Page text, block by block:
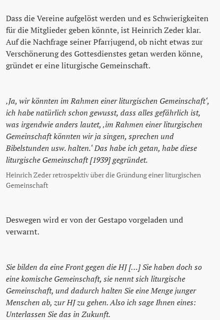
Dass die Vereine aufgelöst werden und es Schwierigkeiten
für die Mitglieder geben könnte, ist Heinrich Zeder klar.
Auf die Nachfrage seiner Pfarrjugend, ob nicht etwas zur
Verschönerung des Gottesdienstes getan werden könne,
gründet er eine liturgische Gemeinschaft.
‚Ja, wir könnten im Rahmen einer liturgischen Gemeinschaft‘,
ich habe natürlich schon gewusst, dass alles gefährlich ist,
was irgendwie anders lautet, ‚im Rahmen einer liturgischen
Gemeinschaft könnten wir ja singen, sprechen und
Bibelstunden usw. halten.‘ Das habe ich getan, habe diese
liturgische Gemeinschaft [1939] gegründet.
Heinrich Zeder retrospektiv über die Gründung einer liturgischen
Gemeinschaft
Deswegen wird er von der Gestapo vorgeladen und
verwarnt.
Sie bilden da eine Front gegen die HJ […] Sie haben doch so
eine komische Gemeinschaft, sie nennt sich liturgische
Gemeinschaft, und dadurch halten Sie eine Menge junger
Menschen ab, zur HJ zu gehen. Also ich sage Ihnen eines:
Unterlassen Sie das in Zukunft.